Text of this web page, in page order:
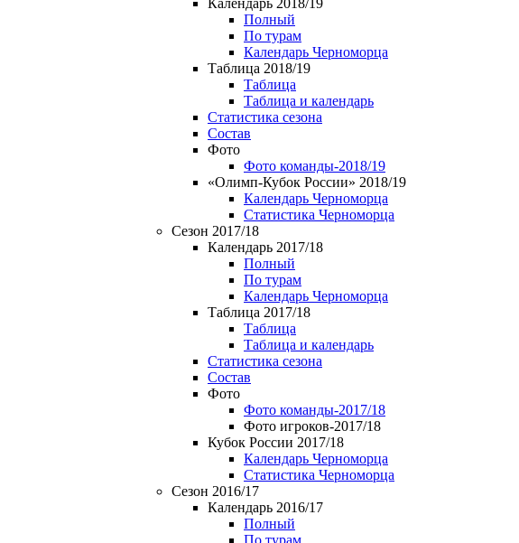
Календарь 2018/19
Полный
По турам
Календарь Черноморца
Таблица 2018/19
Таблица
Таблица и календарь
Статистика сезона
Состав
Фото
Фото команды-2018/19
«Олимп-Кубок России» 2018/19
Календарь Черноморца
Статистика Черноморца
Сезон 2017/18
Календарь 2017/18
Полный
По турам
Календарь Черноморца
Таблица 2017/18
Таблица
Таблица и календарь
Статистика сезона
Состав
Фото
Фото команды-2017/18
Фото игроков-2017/18
Кубок России 2017/18
Календарь Черноморца
Статистика Черноморца
Сезон 2016/17
Календарь 2016/17
Полный
По турам